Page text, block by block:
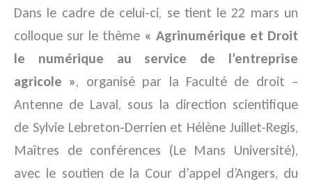
Dans le cadre de celui-ci, se tient le 22 mars un
colloque sur le thème « Agrinumérique et Droit
le numérique au service de l’entreprise
agricole », organisé par la Faculté de droit –
Antenne de Laval, sous la direction scientifique
de Sylvie Lebreton-Derrien et Hélène Juillet-Regis,
Maîtres de conférences (Le Mans Université),
avec le soutien de la Cour d’appel d’Angers, du